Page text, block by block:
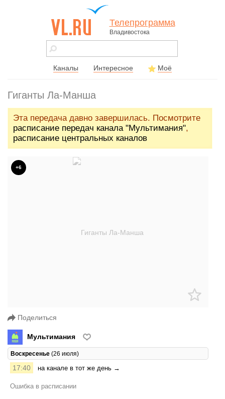
vl.ru - сайт
города
Телепрограмма
Владивостока
Каналы Интересное Моё
Гиганты Ла-Манша
Эта передача давно завершилась. Посмотрите
расписание передач канала "Мультимания",
расписание центральных каналов
+6
Поделиться
Мультимания
Воскресенье (26 июля)
17:40 на канале в тот же день →
Ошибка в расписании